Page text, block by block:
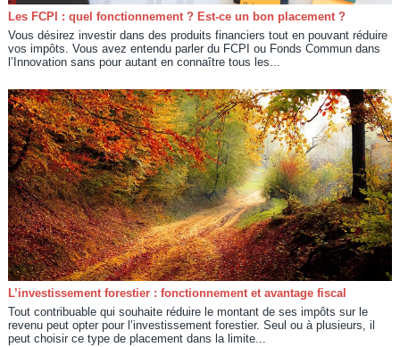
Les FCPI : quel fonctionnement ? Est-ce un bon placement ?
Vous désirez investir dans des produits financiers tout en pouvant réduire
vos impôts. Vous avez entendu parler du FCPI ou Fonds Commun dans
l’Innovation sans pour autant en connaître tous les...
L’investissement forestier : fonctionnement et avantage fiscal
Tout contribuable qui souhaite réduire le montant de ses impôts sur le
revenu peut opter pour l’investissement forestier. Seul ou à plusieurs, il
peut choisir ce type de placement dans la limite...